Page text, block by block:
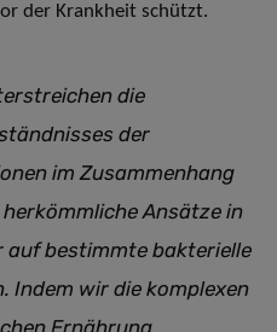
der Krankheit schützt.
die
der
im Zusammenhang
Ansätze in
auf bestimmte bakterielle
Indem wir die komplexen
Ernährung,